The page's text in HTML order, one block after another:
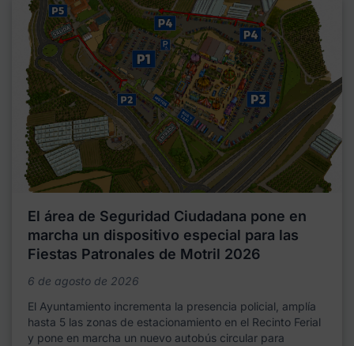
El área de Seguridad Ciudadana pone en
marcha un dispositivo especial para las
Fiestas Patronales de Motril 2026
6 de agosto de 2026
El Ayuntamiento incrementa la presencia policial, amplía
hasta 5 las zonas de estacionamiento en el Recinto Ferial
y pone en marcha un nuevo autobús circular para